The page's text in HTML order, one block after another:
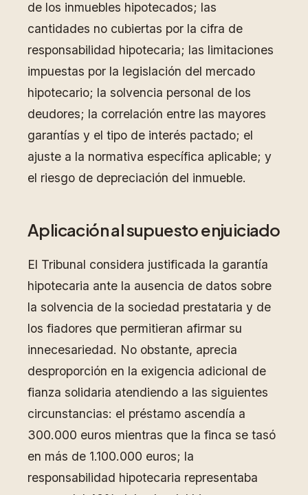
de los inmuebles hipotecados; las
cantidades no cubiertas por la cifra de
responsabilidad hipotecaria; las limitaciones
impuestas por la legislación del mercado
hipotecario; la solvencia personal de los
deudores; la correlación entre las mayores
garantías y el tipo de interés pactado; el
ajuste a la normativa específica aplicable; y
el riesgo de depreciación del inmueble.
Aplicación al supuesto enjuiciado
El Tribunal considera justificada la garantía
hipotecaria ante la ausencia de datos sobre
la solvencia de la sociedad prestataria y de
los fiadores que permitieran afirmar su
innecesariedad. No obstante, aprecia
desproporción en la exigencia adicional de
fianza solidaria atendiendo a las siguientes
circunstancias: el préstamo ascendía a
300.000 euros mientras que la finca se tasó
en más de 1.100.000 euros; la
responsabilidad hipotecaria representaba